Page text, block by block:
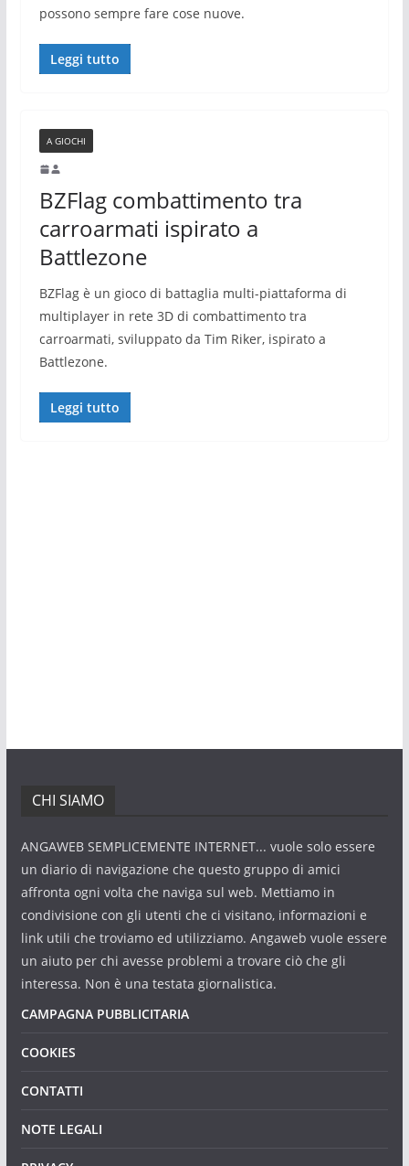
possono sempre fare cose nuove.
Leggi tutto
A GIOCHI
BZFlag combattimento tra
carroarmati ispirato a
Battlezone
BZFlag è un gioco di battaglia multi-piattaforma di
multiplayer in rete 3D di combattimento tra
carroarmati, sviluppato da Tim Riker, ispirato a
Battlezone.
Leggi tutto
CHI SIAMO
ANGAWEB SEMPLICEMENTE INTERNET... vuole solo essere
un diario di navigazione che questo gruppo di amici
affronta ogni volta che naviga sul web. Mettiamo in
condivisione con gli utenti che ci visitano, informazioni e
link utili che troviamo ed utilizziamo. Angaweb vuole essere
un aiuto per chi avesse problemi a trovare ciò che gli
interessa. Non è una testata giornalistica.
CAMPAGNA PUBBLICITARIA
COOKIES
CONTATTI
NOTE LEGALI